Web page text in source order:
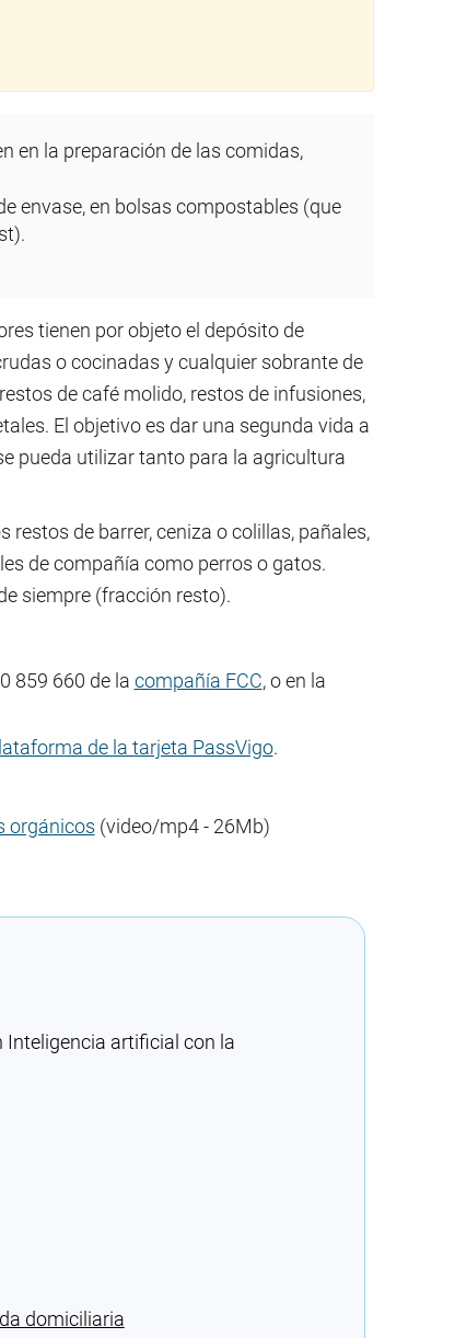
en la preparación de las comidas,
envase, en bolsas compostables (que
tienen por objeto el depósito de
o cocinadas y cualquier sobrante de
de café molido, restos de infusiones,
El objetivo es dar una segunda vida a
pueda utilizar tanto para la agricultura
de barrer, ceniza o colillas, pañales,
de compañía como perros o gatos.
siempre (fracción resto).
859 660 de la compañía FCC, o en la
de la tarjeta PassVigo.
orgánicos (video/mp4 - 26Mb)
artificial con la
domiciliaria